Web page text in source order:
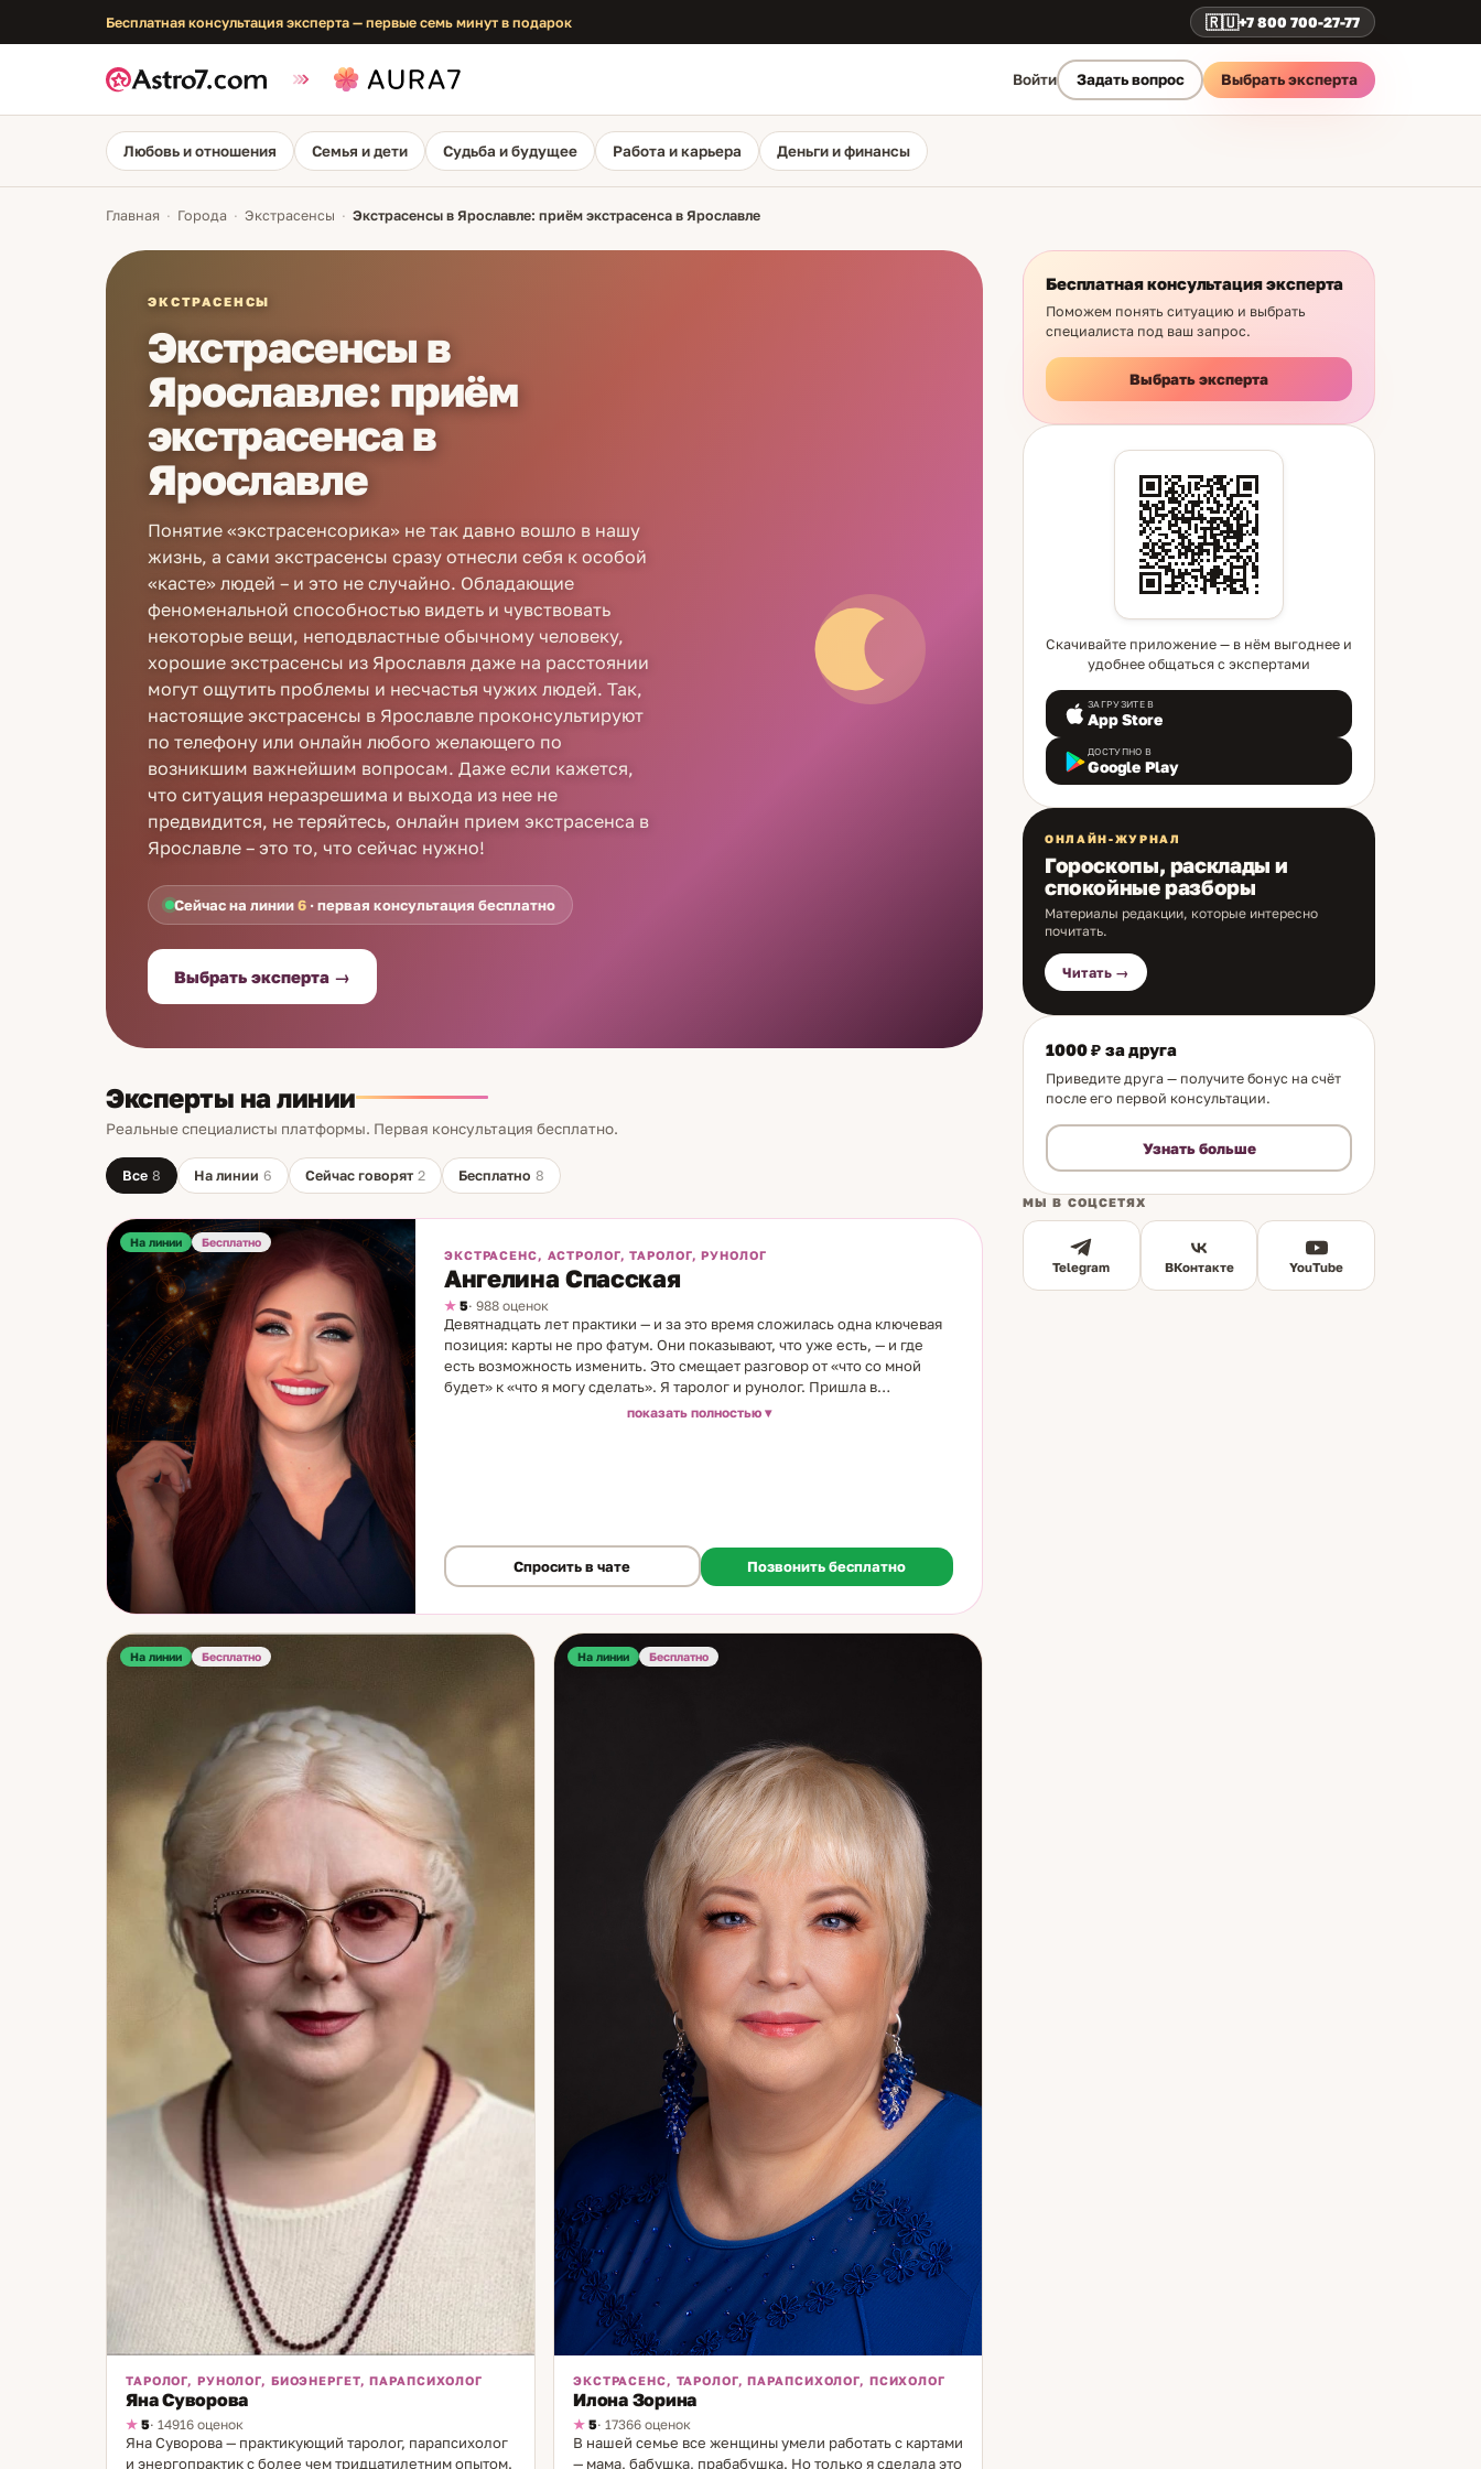
Бесплатная консультация эксперта — первые семь минут в подарок 🇷🇺+7 800 700-27-77
Войти Задать вопрос Выбрать эксперта
Любовь и отношения Семья и дети Судьба и будущее Работа и карьера Деньги и финансы
Главная · Города · Экстрасенсы · Экстрасенсы в Ярославле: приём экстрасенса в Ярославле
ЭКСТРАСЕНСЫ
Экстрасенсы в
Ярославле: приём
экстрасенса в
Ярославле
Понятие «экстрасенсорика» не так давно вошло в нашу
жизнь, а сами экстрасенсы сразу отнесли себя к особой
«касте» людей – и это не случайно. Обладающие
феноменальной способностью видеть и чувствовать
некоторые вещи, неподвластные обычному человеку,
хорошие экстрасенсы из Ярославля даже на расстоянии
могут ощутить проблемы и несчастья чужих людей. Так,
настоящие экстрасенсы в Ярославле проконсультируют
по телефону или онлайн любого желающего по
возникшим важнейшим вопросам. Даже если кажется,
что ситуация неразрешима и выхода из нее не
предвидится, не теряйтесь, онлайн прием экстрасенса в
Ярославле – это то, что сейчас нужно!
Сейчас на линии6 · первая консультация бесплатно
Выбрать эксперта →
Эксперты на линии
Реальные специалисты платформы. Первая консультация бесплатно.
Все 8 На линии 6 Сейчас говорят 2 Бесплатно 8
На линии Бесплатно
ЭКСТРАСЕНС, АСТРОЛОГ, ТАРОЛОГ, РУНОЛОГ
Ангелина Спасская
5· 988 оценок
Девятнадцать лет практики — и за это время сложилась одна ключевая
позиция: карты не про фатум. Они показывают, что уже есть, — и где
есть возможность изменить. Это смещает разговор от «что со мной
будет» к «что я могу сделать». Я таролог и рунолог. Пришла в
профессию через случайную находку — книгу в библиотеке летнего
карьерой и финансами, с предназначением и влиянием внешних
факторов. Перемены пугают — но именно в этот момент важна ясность.
сделать.
показать полностью
Спросить в чате Позвонить бесплатно
На линии Бесплатно
ТАРОЛОГ, РУНОЛОГ, БИОЭНЕРГЕТ, ПАРАПСИХОЛОГ
Яна Суворова
5· 14916 оценок
Яна Суворова — практикующий таролог, парапсихолог
и энергопрактик с более чем тридцатилетним опытом.
На линии Бесплатно
ЭКСТРАСЕНС, ТАРОЛОГ, ПАРАПСИХОЛОГ, ПСИХОЛОГ
Илона Зорина
5· 17366 оценок
В нашей семье все женщины умели работать с картами
— мама, бабушка, прабабушка. Но только я сделала это
Бесплатная консультация эксперта
Поможем понять ситуацию и выбрать
специалиста под ваш запрос.
Выбрать эксперта
Скачивайте приложение — в нём выгоднее и
удобнее общаться с экспертами
ЗАГРУЗИТЕ В
App Store
ДОСТУПНО В
Google Play
ОНЛАЙН-ЖУРНАЛ
Гороскопы, расклады и
спокойные разборы
Материалы редакции, которые интересно
почитать.
Читать →
1000 ₽ за друга
Приведите друга — получите бонус на счёт
после его первой консультации.
Узнать больше
МЫ В СОЦСЕТЯХ
Telegram ВКонтакте YouTube